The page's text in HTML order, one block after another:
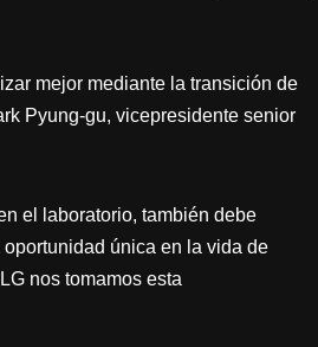
mejor mediante la transición de
Pyung-gu, vicepresidente senior
el laboratorio, también debe
única en la vida de
nos tomamos esta